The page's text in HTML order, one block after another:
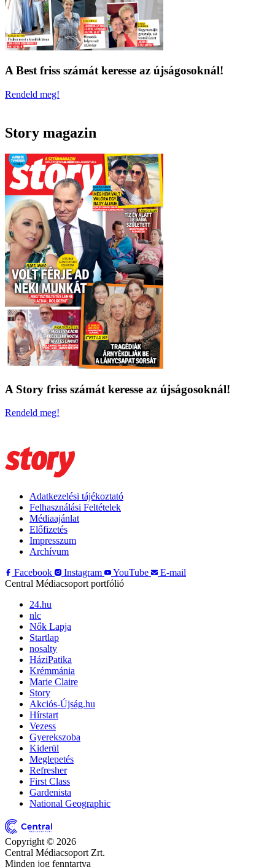
A Best friss számát keresse az újságosoknál!
Rendeld meg!
Story magazin
A Story friss számát keresse az újságosoknál!
Rendeld meg!
Adatkezelési tájékoztató
Felhasználási Feltételek
Médiaajánlat
Előfizetés
Impresszum
Archívum
Facebook
Instagram YouTube
E-mail
Central Médiacsoport portfólió
24.hu
nlc
Nők Lapja
Startlap
nosalty
HáziPatika
Krémmánia
Marie Claire
Story
Akciós-Újság.hu
Hírstart
Vezess
Gyerekszoba
Kiderül
Meglepetés
Refresher
First Class
Gardenista
National Geographic
Copyright © 2026
Central Médiacsoport Zrt.
Minden jog fenntartva